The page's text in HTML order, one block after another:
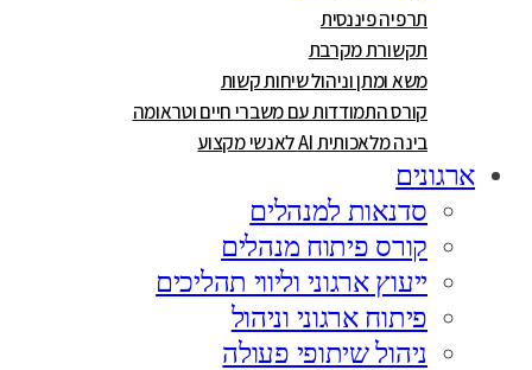
תרפיה פיננסית
תקשורת מקרבת
משא ומתן וניהול שיחות קשות
קורס התמודדות עם משברי חיים וטראומה
בינה מלאכותית AI לאנשי מקצוע
ארגונים
סדנאות למנהלים
קורס פיתוח מנהלים
ייעוץ ארגוני וליווי תהליכים
פיתוח ארגוני וניהול
ניהול שיתופי פעולה